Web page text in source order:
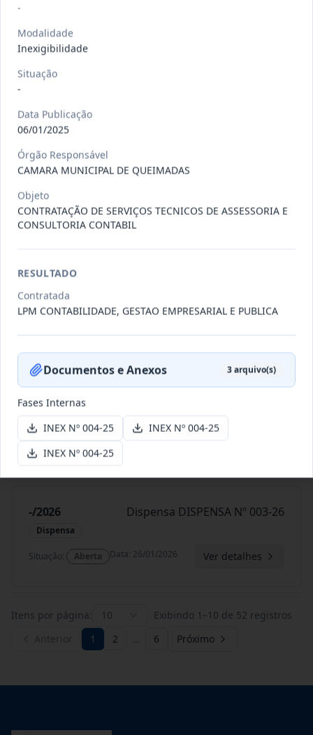
-/2026
Situação: Aberta
Dispensa
Situação : Aberta Data:29/01/2026
-/2026
Dispensa
Situação: Aberta Data:26/01/2026 Ver detalhes
-/2026
Situação : Aberta Data
-/2026
Dispensa
Dispensa DISPENSA Nº 003-26
Situação: Aberta Data: 26/01/2026 Ver detalhes
Itens por página: 10 Exibindo 1 –10 de 52 registros
1 2 … 6 Próximo
-
Modalidade
Inexigibilidade
Situação
-
Data Publicação
06/01/2025
Órgão Responsável
CAMARA MUNICIPAL DE QUEIMADAS
Objeto
CONTRATAÇÃO DE SERVIÇOS TECNICOS DE ASSESSORIA E
CONSULTORIA CONTABIL
RESULTADO
Contratada
LPM CONTABILIDADE, GESTAO EMPRESARIAL E PUBLICA
Documentos e Anexos 3arquivo(s)
Fases Internas
INEX Nº 004-25
INEX Nº 004-25
INEX Nº 004-25